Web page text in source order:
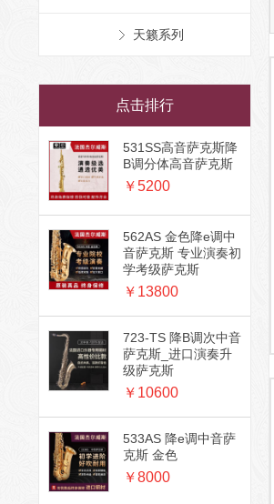
天籁系列
点击排行
531SS高音萨克斯降
B调分体高音萨克斯
￥5200
562AS 金色降e调中
音萨克斯 专业演奏初
学考级萨克斯
￥13800
723-TS 降B调次中音
萨克斯_进口演奏升
级萨克斯
￥10600
533AS 降e调中音萨
克斯 金色
￥8000